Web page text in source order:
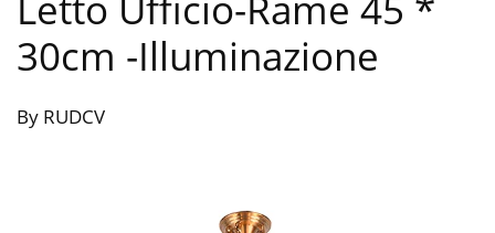
30cm -Illuminazione
By RUDCV